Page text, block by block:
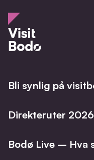
Bli synlig på
Direkteruter 2026
Bodø Live – Hva